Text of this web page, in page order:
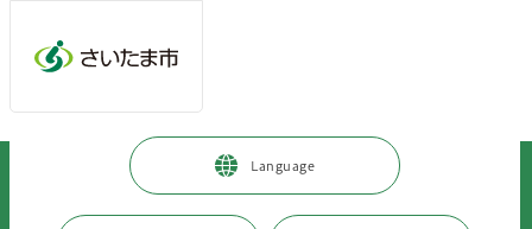
Language
暮らし・手続き > まちづくり・交通
都市局まちづくり広報誌「korekara」WEBサイト
各号の紹介